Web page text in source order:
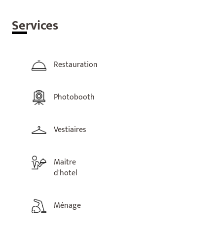
Services
Restauration
Photobooth
Vestiaires
Maitre
d'hotel
Ménage